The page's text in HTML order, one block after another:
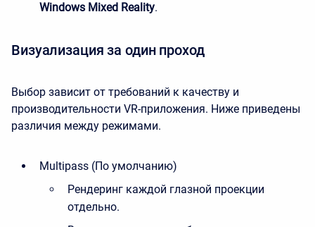
Windows Mixed Reality.
Визуализация за один проход
Выбор зависит от требований к качеству и
производительности VR-приложения. Ниже приведены
различия между режимами.
Multipass (По умолчанию)
Рендеринг каждой глазной проекции
отдельно.